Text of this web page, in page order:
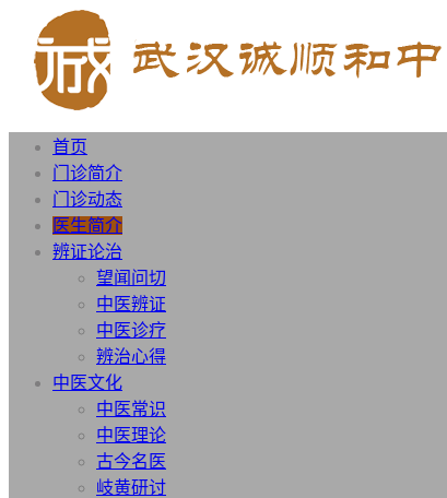
首页
门诊简介
门诊动态
医生简介
辨证论治
望闻问切
中医辨证
中医诊疗
辨治心得
中医文化
中医常识
中医理论
古今名医
岐黄研讨